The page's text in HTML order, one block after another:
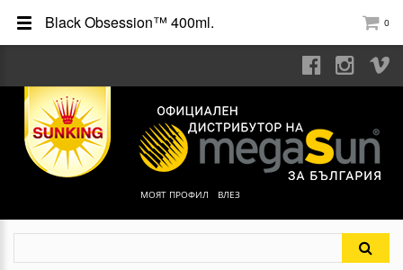
0
МОЯТ ПРОФИЛ ВЛЕЗ
Black Obsession™ 400ml.